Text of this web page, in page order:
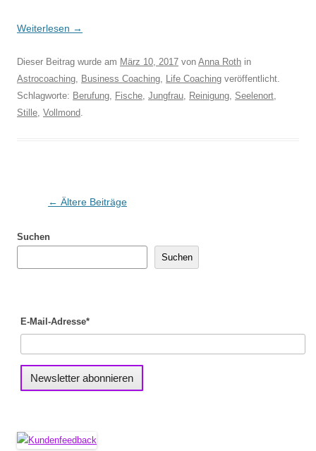
Weiterlesen →
Dieser Beitrag wurde am März 10, 2017 von Anna Roth in
Astrocoaching, Business Coaching, Life Coaching veröffentlicht.
Schlagworte: Berufung, Fische, Jungfrau, Reinigung, Seelenort,
Stille, Vollmond.
Beitragsnavigation
← Ältere Beiträge
Suchen
Suchen
E-Mail-Adresse*